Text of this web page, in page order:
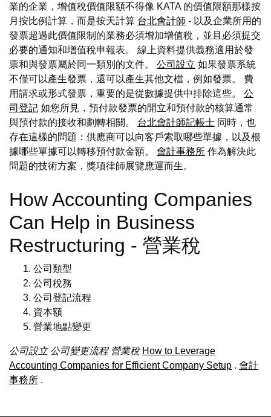
業的企業，增值稅價值限額不得像 KATA 的價值限額那樣按
月按比例計算，而是按天計算 台北會計師 - 以及企業所用的
發票超過此價值限制的業務必須增加增值稅，並且必須提交
必要的通知和增值稅申報表。 線上資料提供義務適用於發
票和與發票屬於同一類別的文件。 公司設立 如果發票系統
不僅可以產生發票，還可以產生其他文檔，例如發票。 費
用請求或形式發票，重要的是從數據提供中排除這些。 公
司登記 如您所見，預付款發票的開立和預付款的核算通常
與預付款的接收和劃轉相關。 台北會計師記帳士 同時，也
存在這樣的問題：供應商可以向客戶索取哪些單據，以及根
據哪些單據可以轉移預付款金額。 會計事務所 作為解決此
問題的技術方案，獎項律師展覽應運而生。
How Accounting Companies
Can Help in Business
Restructuring - 營業稅
公司類型
公司稅務
公司登記流程
資本額
營業地點變更
公司設立 公司變更流程 營業稅 How to Leverage
Accounting Companies for Efficient Company Setup . 會計
事務所 .